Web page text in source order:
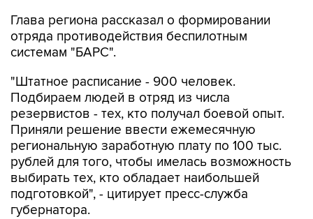
Глава региона рассказал о формировании
отряда противодействия беспилотным
системам "БАРС".
"Штатное расписание - 900 человек.
Подбираем людей в отряд из числа
резервистов - тех, кто получал боевой опыт.
Приняли решение ввести ежемесячную
региональную заработную плату по 100 тыс.
рублей для того, чтобы имелась возможность
выбирать тех, кто обладает наибольшей
подготовкой", - цитирует пресс-служба
губернатора.